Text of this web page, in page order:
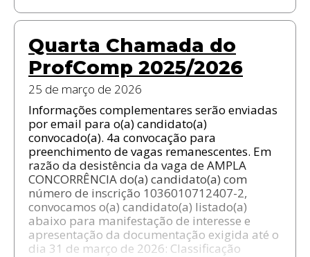
Quarta Chamada do
ProfComp 2025/2026
25 de março de 2026
Informações complementares serão enviadas
por email para o(a) candidato(a)
convocado(a). 4a convocação para
preenchimento de vagas remanescentes. Em
razão da desistência da vaga de AMPLA
CONCORRÊNCIA do(a) candidato(a) com
número de inscrição 1036010712407-2,
convocamos o(a) candidato(a) listado(a)
abaixo para manifestação de interesse e
apresentação da documentação exigida até o
dia 31 de março de 2026: Classificação